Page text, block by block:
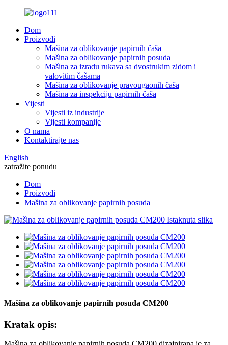
Dom
Proizvodi
Mašina za oblikovanje papirnih čaša
Mašina za oblikovanje papirnih posuda
Mašina za izradu rukava sa dvostrukim zidom i
valovitim čašama
Mašina za oblikovanje pravougaonih čaša
Mašina za inspekciju papirnih čaša
Vijesti
Vijesti iz industrije
Vijesti kompanije
O nama
Kontaktirajte nas
English
zatražite ponudu
Dom
Proizvodi
Mašina za oblikovanje papirnih posuda
Mašina za oblikovanje papirnih posuda CM200
Kratak opis: